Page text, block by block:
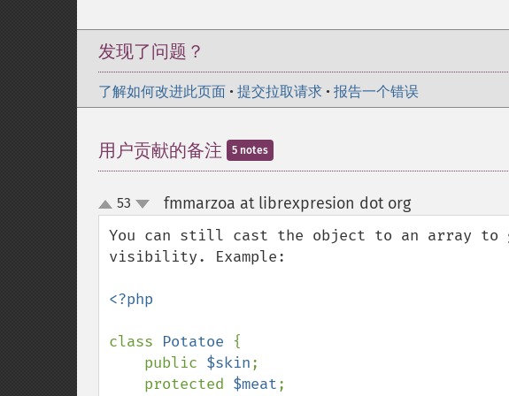
发现了问题？
了解如何改进此页面 • 提交拉取请求 • 报告一个错误
用户贡献的备注 5 notes
up
down
53 fmmarzoa at librexpresion dot org¶
You can still cast the object to an array to
visibility. Example:
<?php
class Potatoe {
    public
$skin;
    protected
$meat;